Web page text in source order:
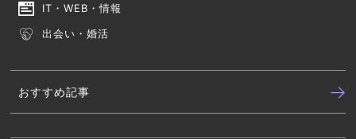
IT・WEB・情報
出会い・婚活
おすすめ記事